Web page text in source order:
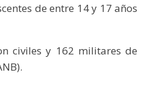
de entre 14 y 17 años
civiles y 162 militares de